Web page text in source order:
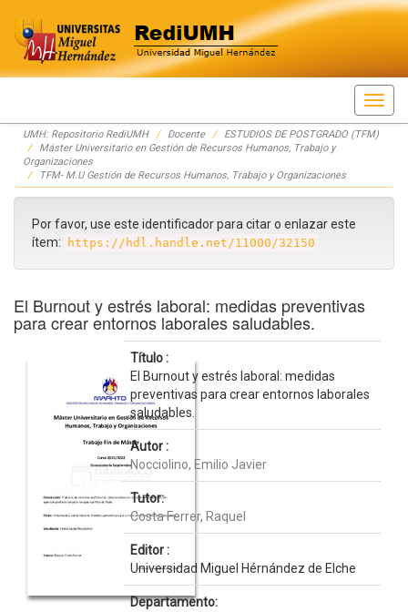
Skip
navigation
UMH: Repositorio RediUMH Docente
ESTUDIOS DE POSTGRADO (TFM)
Máster Universitario en Gestión de Recursos Humanos, Trabajo y
Organizaciones
TFM- M.U Gestión de Recursos Humanos, Trabajo y Organizaciones
Por favor, use este identificador para citar o enlazar este
ítem:
https://hdl.handle.net/11000/32150
El Burnout y estrés laboral: medidas preventivas
para crear entornos laborales saludables.
Título :
El Burnout y estrés laboral: medidas
preventivas para crear entornos laborales
saludables.
Autor :
Nocciolino, Emilio Javier
Tutor:
Costa Ferrer, Raquel
Editor :
Universidad Miguel Hérnández de Elche
Departamento: